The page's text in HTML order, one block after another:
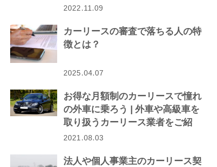
ら…
2022.11.09
カーリースの審査で落ちる人の特
徴とは？
2025.04.07
お得な月額制のカーリースで憧れ
の外車に乗ろう | 外車や高級車を
取り扱うカーリース業者をご紹
介！
2021.08.03
法人や個人事業主のカーリース契